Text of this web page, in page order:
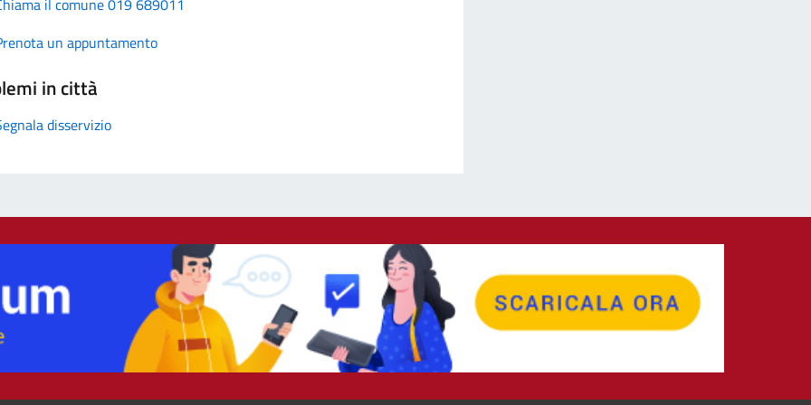
il comune 019 689011
un appuntamento
in città
disservizio